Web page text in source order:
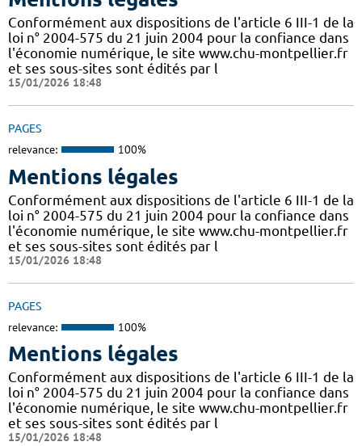
Conformément aux dispositions de l'article 6 III-1 de la
loi n° 2004-575 du 21 juin 2004 pour la confiance dans
l'économie numérique, le site www.chu-montpellier.fr
et ses sous-sites sont édités par l
15/01/2026 18:48
PAGES
relevance: 100%
Mentions légales
Conformément aux dispositions de l'article 6 III-1 de la
loi n° 2004-575 du 21 juin 2004 pour la confiance dans
l'économie numérique, le site www.chu-montpellier.fr
et ses sous-sites sont édités par l
15/01/2026 18:48
PAGES
relevance: 100%
Mentions légales
Conformément aux dispositions de l'article 6 III-1 de la
loi n° 2004-575 du 21 juin 2004 pour la confiance dans
l'économie numérique, le site www.chu-montpellier.fr
et ses sous-sites sont édités par l
15/01/2026 18:48